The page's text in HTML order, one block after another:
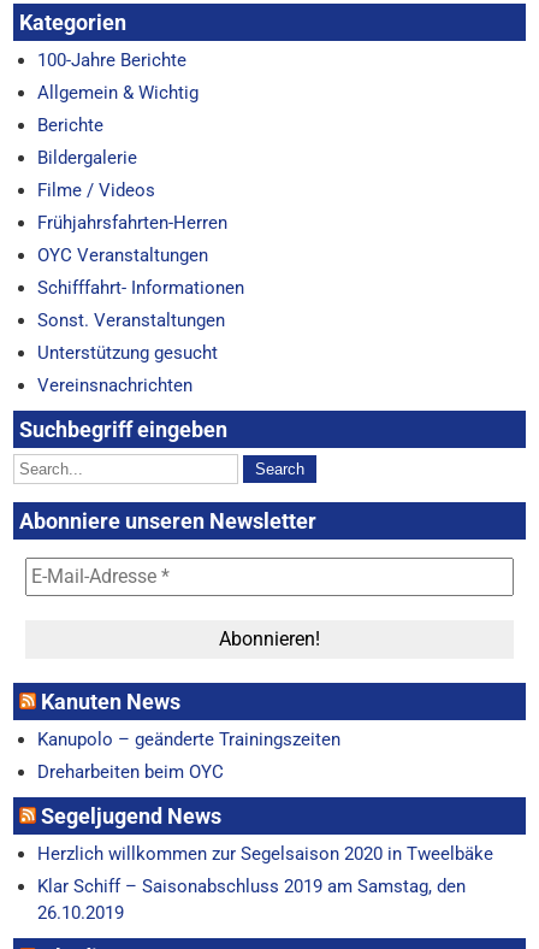
Kategorien
100-Jahre Berichte
Allgemein & Wichtig
Berichte
Bildergalerie
Filme / Videos
Frühjahrsfahrten-Herren
OYC Veranstaltungen
Schifffahrt- Informationen
Sonst. Veranstaltungen
Unterstützung gesucht
Vereinsnachrichten
Suchbegriff eingeben
Abonniere unseren Newsletter
Kanuten News
Kanupolo – geänderte Trainingszeiten
Dreharbeiten beim OYC
Segeljugend News
Herzlich willkommen zur Segelsaison 2020 in Tweelbäke
Klar Schiff – Saisonabschluss 2019 am Samstag, den
26.10.2019